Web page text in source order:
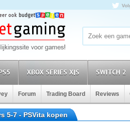
XBOX SERIES X|S SWITCH 2
Forum Trading Board Reviews
5-7 - PSVita kopen